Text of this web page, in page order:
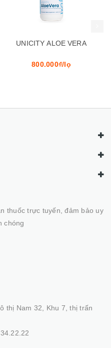
Nhiệt Miệng Yên Bái
120.000₫/hộp
thuốc trực tuyến, đảm bảo uy
chóng
thị Nam 32, Khu 7, thị trấn